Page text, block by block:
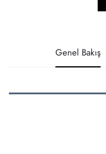
Genel Bakış